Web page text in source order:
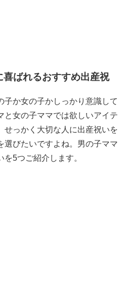
喜ばれるおすすめ出産祝
子か女の子かしっかり意識して
と女の子ママでは欲しいアイテ
せっかく大切な人に出産祝いを
選びたいですよね。男の子ママ
5つご紹介します。